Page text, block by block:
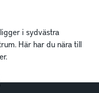
i sydvästra
Här har du nära till